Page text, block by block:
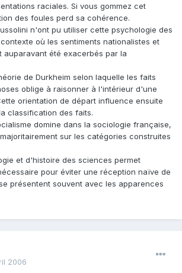
raciales. Si vous gommez cet
des foules perd sa cohérence.
n'ont pu utiliser cette psychologie des
où les sentiments nationalistes et
auparavant été exacerbés par la
de Durkheim selon laquelle les faits
oblige à raisonner à l'intérieur d'une
orientation de départ influence ensuite
classification des faits.
domine dans la sociologie française,
sur les catégories construites
et d'histoire des sciences permet
pour éviter une réception naïve de
présentent souvent avec les apparences
2006